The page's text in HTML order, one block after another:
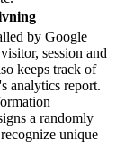
by Google
session and
keeps track of
analytics report.
a randomly
unique